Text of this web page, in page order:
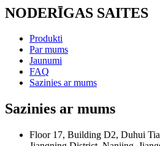
NODERĪGAS SAITES
Produkti
Par mums
Jaunumi
FAQ
Sazinies ar mums
Sazinies ar mums
Floor 17, Building D2, Duhui